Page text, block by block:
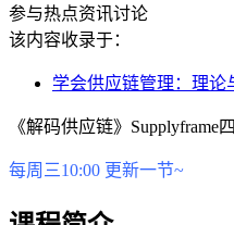
参与热点资讯讨论
该内容收录于：
学会供应链管理：理论
《解码供应链》
每周三10:00 更新一节~